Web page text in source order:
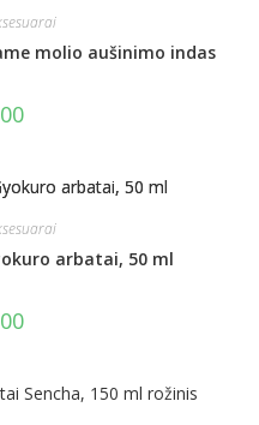
molio aušinimo indas
arbatai, 50 ml